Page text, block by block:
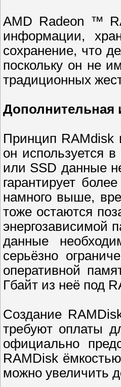
AMD Radeon ™
информации,
сохранение, что
поскольку он не
традиционных
Принцип RAMdisk
он используется
или SSD данные
гарантирует
намного выше,
тоже остаются
энергозависимой
данные
серьёзно
оперативной
Гбайт из неё под
Создание
требуют оплаты
официально
RAMDisk
можно увеличить